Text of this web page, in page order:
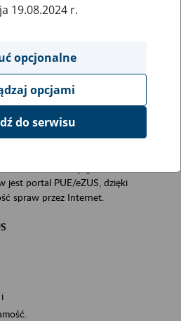
ZUS eZUS
jest portal PUE/eZUS, dzięki
spraw przez Internet.
i
19.08.2024 r.
opcjonalne
opcjami
do serwisu